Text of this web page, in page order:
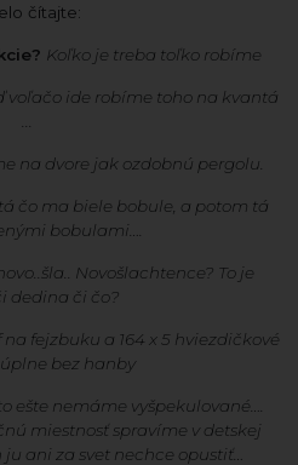
čítajte:
Koľko je treba toľko robíme
voľačo ide robíme toho na kvantá
na dvore jak ozdobnú pergolu.
čo ma biele bobule, a potom tá
bobulami….
Novošlachtence? To je
dedina či čo?
na fejzbuku a 164 x 5 hviezdičkové
bez hanby
ešte nemáme vyšpekulované….
miestnosť spravíme v detskej
ani za svet nechce opustiť…